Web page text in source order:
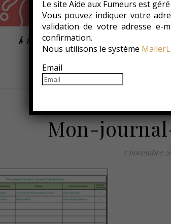
Á la une Atmo-Sphères
Mon-
5 novembre
Le site Aide aux Fumeurs est
Vous pouvez indiquer votre
validation de votre adresse e-
confirmation.
Nous utilisons le système
Email